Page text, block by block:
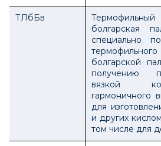
ТЛбБв
болгарская
специально
болгарской
получению
вязкой
гармоничного
для
и других
том числе для